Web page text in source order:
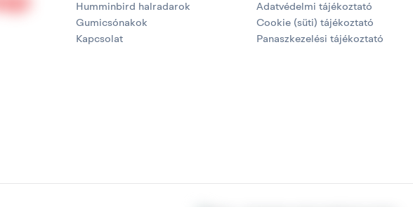
Humminbird halradarok
Gumicsónakok
Kapcsolat
Adatvédelmi tájékoztató
Cookie (süti) tájékoztató
Panaszkezelési tájékoztató